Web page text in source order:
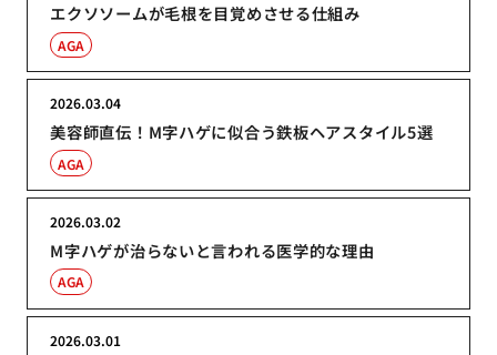
エクソソームが毛根を目覚めさせる仕組み
AGA
美容師直伝！M字ハゲに似合う鉄板ヘアスタイル5選
2026.03.04
AGA
M字ハゲが治らないと言われる医学的な理由
2026.03.02
AGA
2026.03.01